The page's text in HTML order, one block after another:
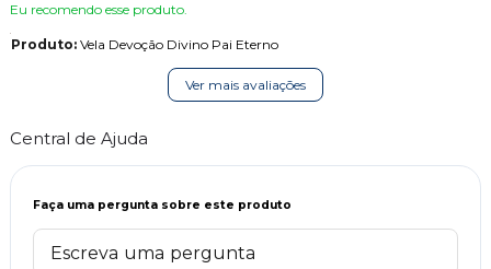
Eu recomendo esse produto.
Produto:Vela Devoção Divino Pai Eterno
Ver mais avaliações
Central de Ajuda
Faça uma pergunta sobre este produto